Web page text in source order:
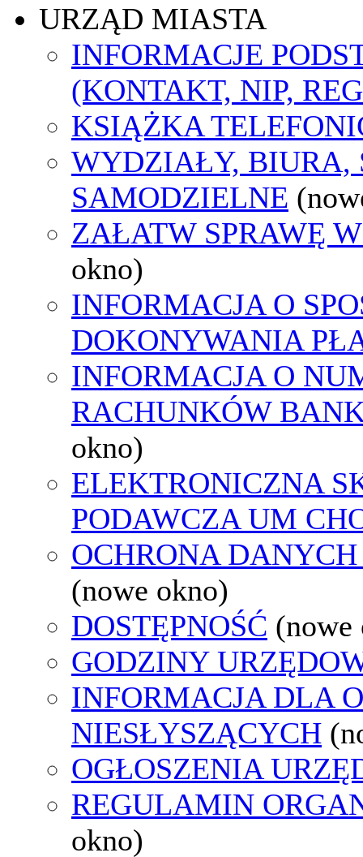
URZĄD MIASTA
INFORMACJE
(KONTAKT, NIP,
KSIĄŻKA
WYDZIAŁY, BIURA,
SAMODZIELNE
ZAŁATW SPRAWĘ
okno)
INFORMACJA O
DOKONYWANIA
INFORMACJA O
RACHUNKÓW
okno)
ELEKTRONICZNA
PODAWCZA UM
OCHRONA
(nowe okno)
DOSTĘPNOŚĆ (nowe
GODZINY
INFORMACJA DLA
NIESŁYSZĄCYCH
OGŁOSZENIA
REGULAMIN
okno)